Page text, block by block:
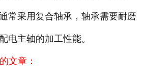
常采用复合轴承，轴承需要耐磨
电主轴的加工性能。
文章：